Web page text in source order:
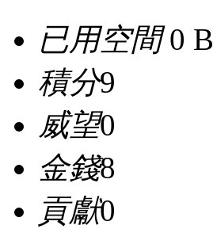
已用空間0 B
積分9
威望0
金錢8
貢獻0